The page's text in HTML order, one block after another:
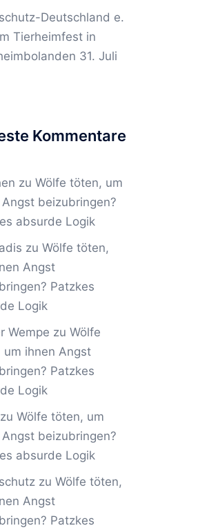
Deutschland e.
Tierheimfest in
31. Juli
Kommentare
zu Wölfe töten, um
beizubringen?
absurde Logik
zu Wölfe töten,
Angst
Patzkes
Logik
Wempe zu Wölfe
um ihnen Angst
Patzkes
Logik
zu Wölfe töten, um
beizubringen?
absurde Logik
zu Wölfe töten,
Angst
Patzkes